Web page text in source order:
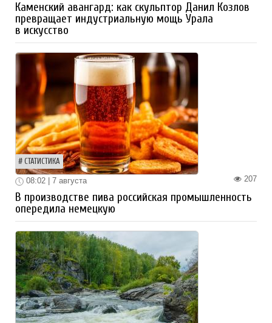
Каменский авангард: как скульптор Данил Козлов
превращает индустриальную мощь Урала
в искусство
СТАТИСТИКА
207
08:02 | 7 августа
В производстве пива российская промышленность
опередила немецкую